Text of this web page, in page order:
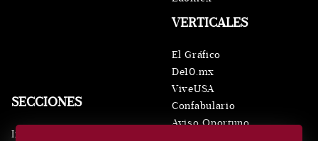
SECCIONES
Inicio
VERTICALES
El Gráfico
De10.mx
ViveUSA
Confabulario
Aviso Oportuno